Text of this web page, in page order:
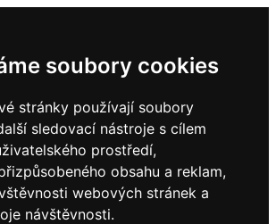
soubory cookies
stránky používají soubory
sledovací nástroje s cílem
prostředí,
obsahu a reklam,
webových stránek a
návštěvnosti.